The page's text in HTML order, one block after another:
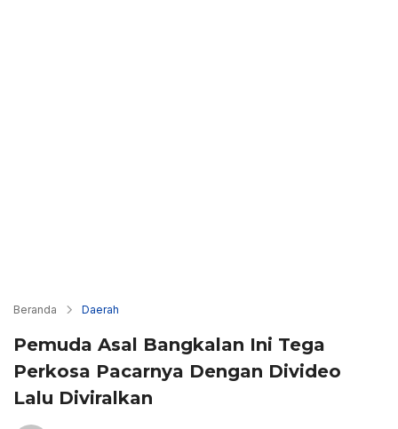
Beranda Daerah
Pemuda Asal Bangkalan Ini Tega
Perkosa Pacarnya Dengan Divideo
Lalu Diviralkan